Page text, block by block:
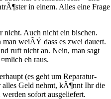
in einem. Alles eine Frage
Auch nicht ein bischen.
weiÃŸ dass es zwei dauert.
ruft nicht an. Nein, man sagt
eh raus.
(es geht um Reparatur-
Geld nehmt, kÃ¶nnt Ihr die
sofort ausgeliefert.